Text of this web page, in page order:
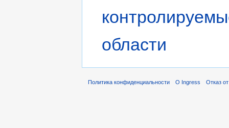
области
Политика конфиденциальности О Ingress Отказ